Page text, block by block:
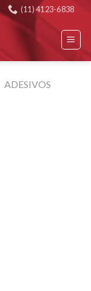
(11) 4123-6838
ADESIVOS